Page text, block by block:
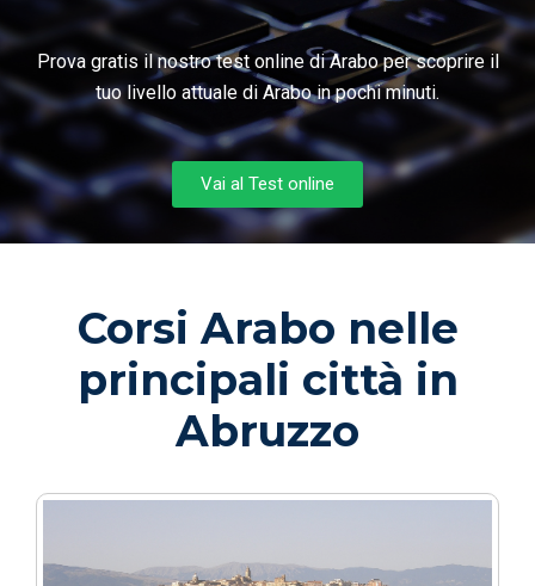
Prova gratis il nostro test online di Arabo per scoprire il
tuo livello attuale di Arabo in pochi minuti.
Vai al Test online
Corsi Arabo nelle
principali città in
Abruzzo